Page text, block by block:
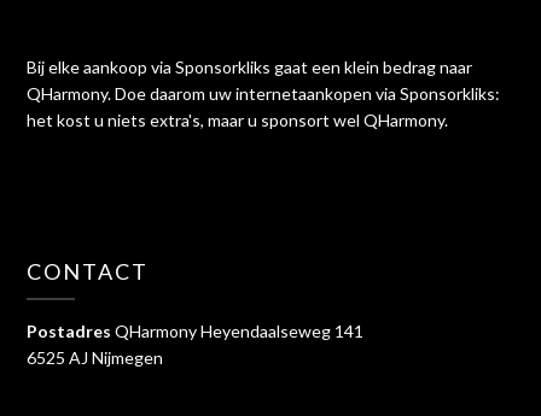
Bij elke aankoop via Sponsorkliks gaat een klein bedrag naar
QHarmony. Doe daarom uw internetaankopen via Sponsorkliks:
het kost u niets extra's, maar u sponsort wel QHarmony.
CONTACT
Postadres QHarmony Heyendaalseweg 141
6525 AJ Nijmegen